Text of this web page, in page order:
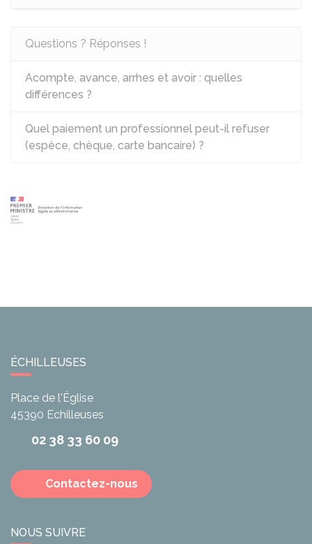
Questions ? Réponses !
Acompte, avance, arrhes et avoir : quelles
différences ?
Quel paiement un professionnel peut-il refuser
(espèce, chèque, carte bancaire) ?
ÉCHILLEUSES
Place de l'Église
45390 Echilleuses
02 38 33 60 09
Contactez-nous
NOUS SUIVRE